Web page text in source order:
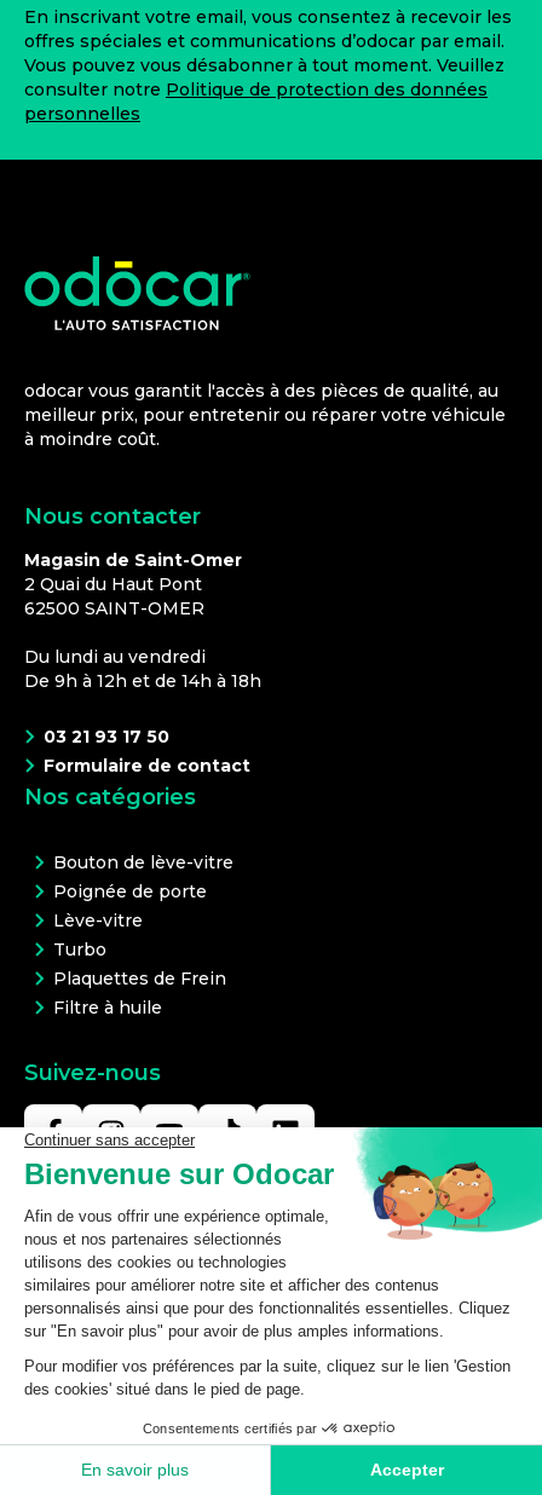
En inscrivant votre email, vous consentez à recevoir les
offres spéciales et communications d’odocar par email.
Vous pouvez vous désabonner à tout moment. Veuillez
consulter notre Politique de protection des données
personnelles
odocar vous garantit l'accès à des pièces de qualité, au
meilleur prix, pour entretenir ou réparer votre véhicule
à moindre coût.
Nous contacter
Magasin de Saint-Omer
2 Quai du Haut Pont
62500 SAINT-OMER
Du lundi au vendredi
De 9h à 12h et de 14h à 18h
03 21 93 17 50
Formulaire de contact
Nos catégories
Bouton de lève-vitre
Poignée de porte
Lève-vitre
Turbo
Plaquettes de Frein
Filtre à huile
Suivez-nous
Nos services
test
Codes Promo
Garantie 2 ans
Espace Professionnel sur odocar.com
Questions fréquentes
Modes de livraison